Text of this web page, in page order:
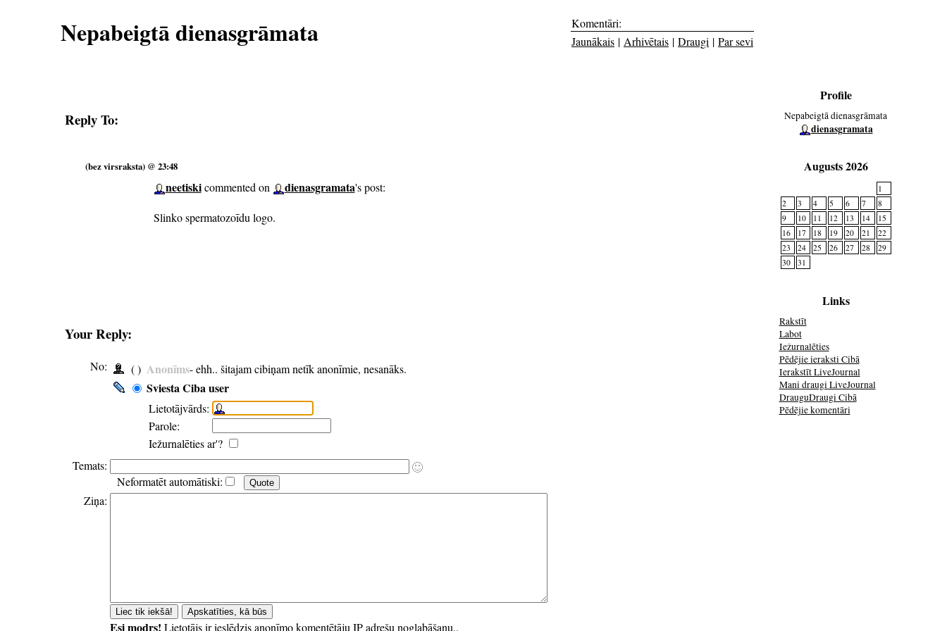
Nepabeigtā dienasgrāmata
Komentāri:
Jaunākais | Arhivētais | Draugi | Par sevi
Reply To:
(bez virsraksta) @ 23:48
neetiskicommented on dienasgramata's post:
Slinko spermatozoīdu logo.
Your Reply:
No: ( ) Anonīms- ehh.. šitajam cibiņam netīk anonīmie, nesanāks.
Sviesta Ciba user
Lietotājvārds:
Parole:
Iežurnalēties ar'?
Temats:
Neformatēt automātiski:
Ziņa:
Esi modrs! Lietotājs ir ieslēdzis anonīmo komentētāju IP adrešu noglabāšanu..
Profile
Nepabeigtā dienasgrāmata
dienasgramata
Augusts 2026
1
2
3 4 5 6 7
8
9
10 11 12 13 14
15
16
17 18 19 20 21
22
23
24 25 26 27 28
29
30
31
Links
Rakstīt
Labot
Iežurnalēties
Pēdējie ieraksti Cibā
Ierakstīt LiveJournal
Mani draugi LiveJournal
DrauguDraugi Cibā
Pēdējie komentāri